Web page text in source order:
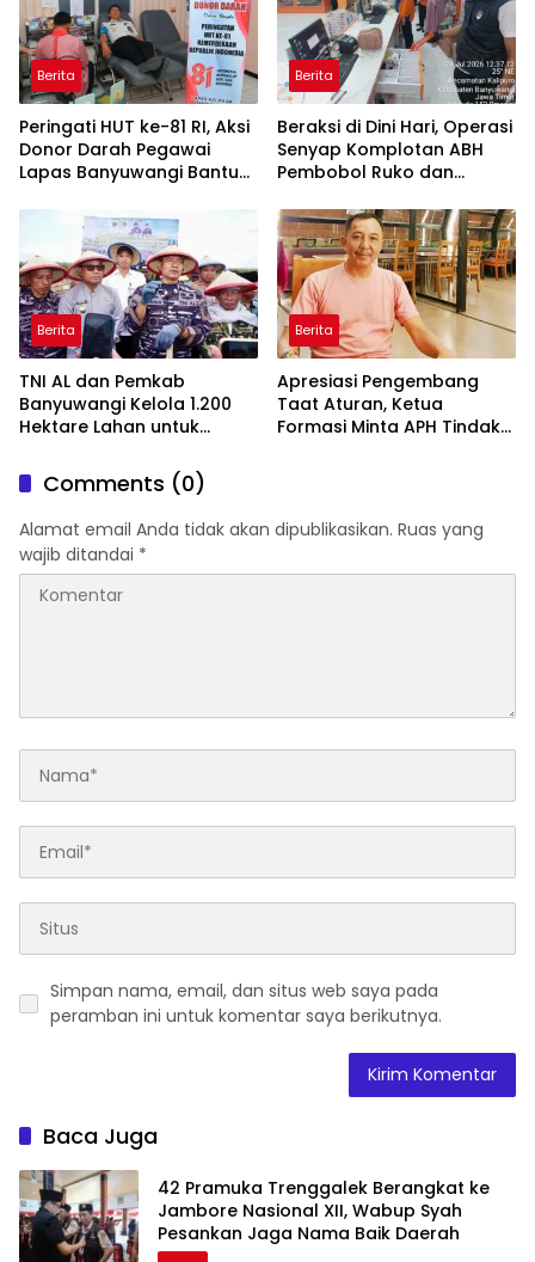
Berita
Peringati HUT ke-81 RI, Aksi
Donor Darah Pegawai
Lapas Banyuwangi Bantu
Berita
Beraksi di Dini Hari, Operasi
Senyap Komplotan ABH
Pembobol Ruko dan
Macan Blambangan
Berita
TNI AL dan Pemkab
Banyuwangi Kelola 1.200
Hektare Lahan untuk
Nasional
Berita
Apresiasi Pengembang
Taat Aturan, Ketua
Formasi Minta APH Tindak
Comments (0)
Alamat email Anda tidak akan dipublikasikan. Ruas yang
wajib ditandai *
Simpan nama, email, dan situs web saya pada
peramban ini untuk komentar saya berikutnya.
Baca Juga
42 Pramuka Trenggalek Berangkat ke
Jambore Nasional XII, Wabup Syah
Pesankan Jaga Nama Baik Daerah